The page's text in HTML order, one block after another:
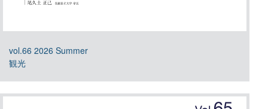
vol.66 2026 Summer
観光